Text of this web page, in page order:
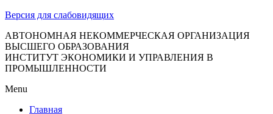
Версия для слабовидящих
АВТОНОМНАЯ НЕКОММЕРЧЕСКАЯ ОРГАНИЗАЦИЯ
ВЫСШЕГО ОБРАЗОВАНИЯ
ИНСТИТУТ ЭКОНОМИКИ И УПРАВЛЕНИЯ В
ПРОМЫШЛЕННОСТИ
Menu
Главная